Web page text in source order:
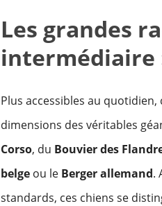
Les grandes
intermédiaire
Plus accessibles au
dimensions des véritables
Corso, du Bouvier des
belge ou le Berger allemand.
standards, ces chiens se